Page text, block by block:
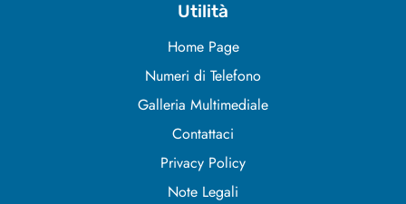
Utilità
Home Page
Numeri di Telefono
Galleria Multimediale
Contattaci
Privacy Policy
Note Legali